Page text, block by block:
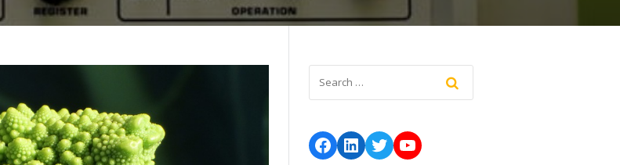
Facebook
LinkedIn
TwitterYouTube